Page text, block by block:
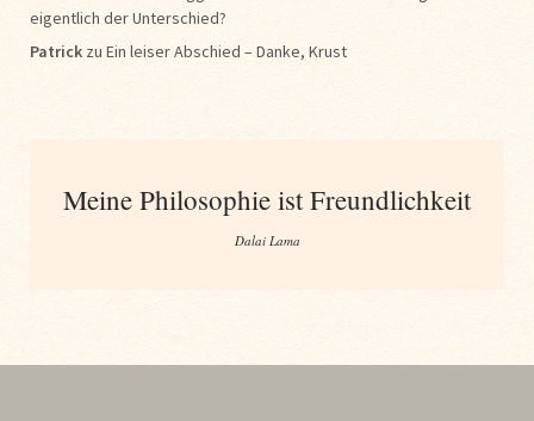
eigentlich der Unterschied?
Patrick zu Ein leiser Abschied – Danke, Krust
Meine Philosophie ist Freundlichkeit
Dalai Lama